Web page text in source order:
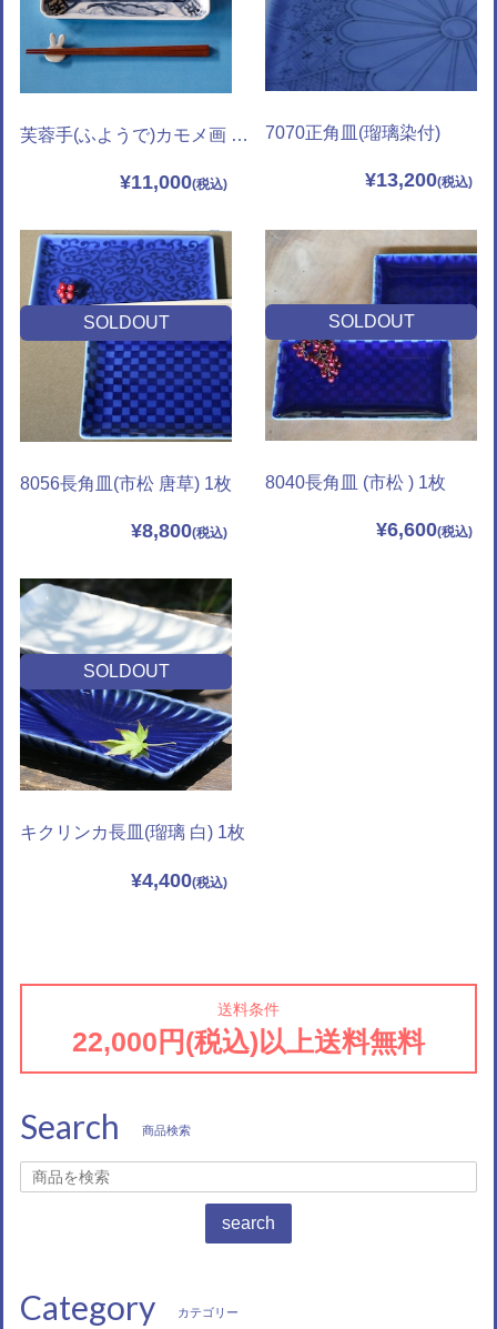
芙蓉手(ふようで)カモメ画 木甲長皿
¥11,000
7070正角皿(瑠璃染付)
¥13,200
SOLDOUT
8056長角皿(市松 唐草) 1枚
¥8,800
SOLDOUT
8040長角皿 (市松 ) 1枚
¥6,600
SOLDOUT
キクリンカ長皿(瑠璃 白) 1枚
¥4,400
送料条件
22,000円(税込)以上送料無料
Search 商品検索
search
Category カテゴリー